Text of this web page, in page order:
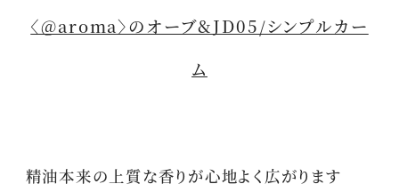
〈@aroma〉のオーブ&JD05/シンプルカー
ム
精油本来の上質な香りが心地よく広がります